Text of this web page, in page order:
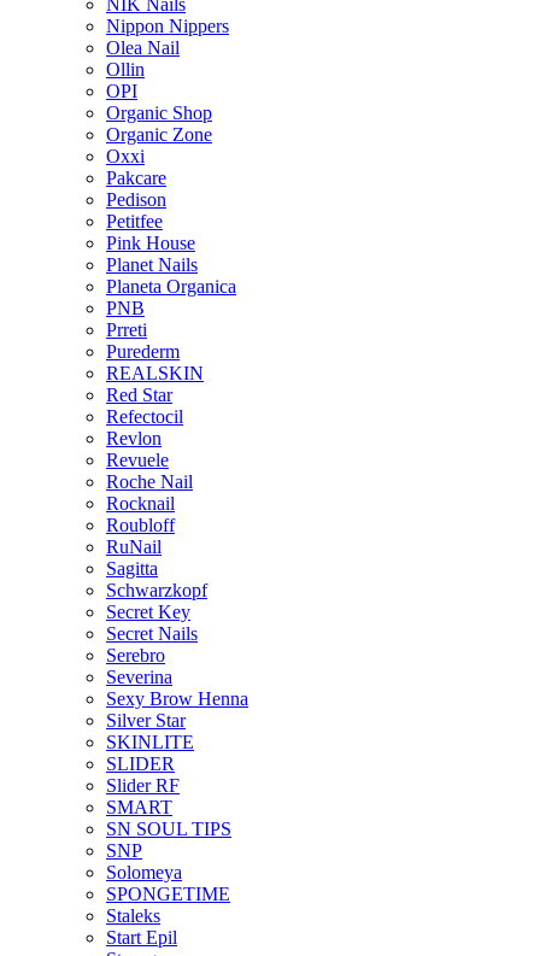
NIK Nails
Nippon Nippers
Olea Nail
Ollin
OPI
Organic Shop
Organic Zone
Oxxi
Pakcare
Pedison
Petitfee
Pink House
Planet Nails
Planeta Organica
PNB
Prreti
Purederm
REALSKIN
Red Star
Refectocil
Revlon
Revuele
Roche Nail
Rocknail
Roubloff
RuNail
Sagitta
Schwarzkopf
Secret Key
Secret Nails
Serebro
Severina
Sexy Brow Henna
Silver Star
SKINLITE
SLIDER
Slider RF
SMART
SN SOUL TIPS
SNP
Solomeya
SPONGETIME
Staleks
Start Epil